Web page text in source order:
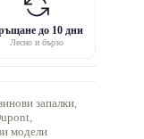
до 10 дни
Лесно и бързо
запалки
модели